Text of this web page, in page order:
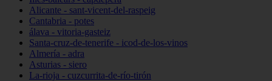
Alicante - sant-vicent-del-raspeig
Cantabria - potes
álava - vitoria-gasteiz
Santa-cruz-de-tenerife - icod-de-los-vinos
Almería - adra
Asturias - siero
La-rioja - cuzcurrita-de-río-tirón